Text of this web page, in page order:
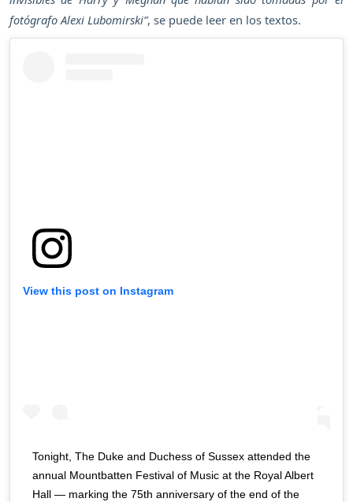
fotógrafo Alexi Lubomirski”, se puede leer en los textos.
View this post on Instagram
Tonight, The Duke and Duchess of Sussex attended the
annual Mountbatten Festival of Music at the Royal Albert
Hall — marking the 75th anniversary of the end of the